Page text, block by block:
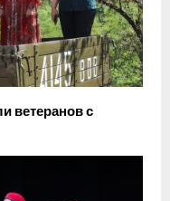
ветеранов с